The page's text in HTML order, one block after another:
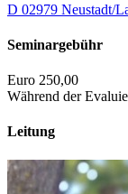
D 02979 Neustadt/
Seminargebühr
Euro 250,00
Während der
Leitung